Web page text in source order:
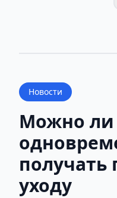
Новости
Можно ли
получать
уходу